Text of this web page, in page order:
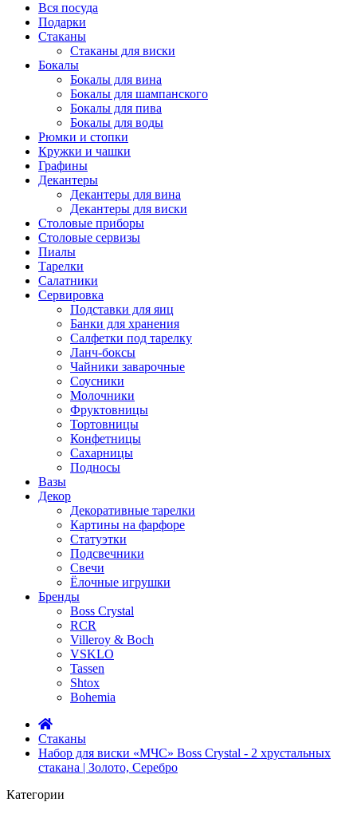
Вся посуда
Подарки
Стаканы
Стаканы для виски
Бокалы
Бокалы для вина
Бокалы для шампанского
Бокалы для пива
Бокалы для воды
Рюмки и стопки
Кружки и чашки
Графины
Декантеры
Декантеры для вина
Декантеры для виски
Столовые приборы
Столовые сервизы
Пиалы
Тарелки
Салатники
Сервировка
Подставки для яиц
Банки для хранения
Салфетки под тарелку
Ланч-боксы
Чайники заварочные
Соусники
Молочники
Фруктовницы
Тортовницы
Конфетницы
Сахарницы
Подносы
Вазы
Декор
Декоративные тарелки
Картины на фарфоре
Статуэтки
Подсвечники
Свечи
Ёлочные игрушки
Бренды
Boss Crystal
RCR
Villeroy & Boch
VSKLO
Tassen
Shtox
Bohemia
Стаканы
Набор для виски «МЧС» Boss Crystal - 2 хрустальных
стакана | Золото, Серебро
Категории